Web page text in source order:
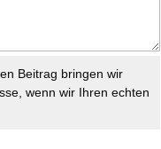
Beitrag bringen wir
wenn wir Ihren echten